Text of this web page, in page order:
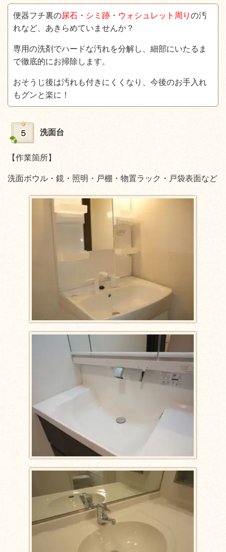
便器フチ裏の尿石 ・ シミ跡 ・ ウォシュレット周り の汚
れなど、あきらめていませんか？
専用の洗剤でハードな汚れを分解し、細部にいたるま
で徹底的にお掃除します。
おそうじ後は汚れも付きにくくなり、今後のお手入れ
もグンと楽に！
５ 洗面台
【作業箇所】
洗面ボウル・鏡・照明・戸棚・物置ラック・戸袋表面など